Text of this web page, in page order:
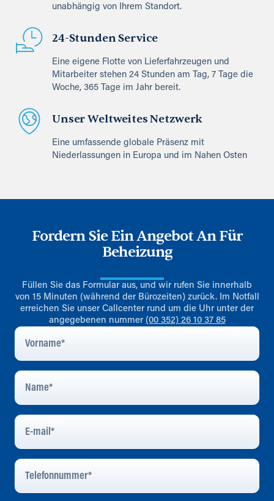
unabhängig von Ihrem Standort.
24-Stunden Service
Eine eigene Flotte von Lieferfahrzeugen und
Mitarbeiter stehen 24 Stunden am Tag, 7 Tage die
Woche, 365 Tage im Jahr bereit.
Unser Weltweites Netzwerk
Eine umfassende globale Präsenz mit
Niederlassungen in Europa und im Nahen Osten
Fordern Sie Ein Angebot An Für
Beheizung
Füllen Sie das Formular aus, und wir rufen Sie innerhalb
von 15 Minuten (während der Bürozeiten) zurück. Im Notfall
erreichen Sie unser Callcenter rund um die Uhr unter der
angegebenen nummer (00 352) 26 10 37 85
Vorname
Name
E-
Mail*
Telefonnummer